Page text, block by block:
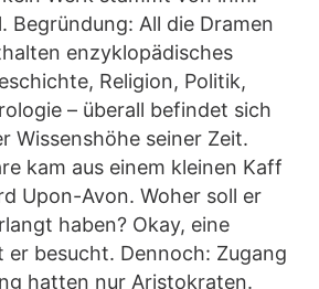
Begründung: All die Dramen
enzyklopädisches
Religion, Politik,
– überall befindet sich
Wissenshöhe seiner Zeit.
kam aus einem kleinen Kaff
Upon-Avon. Woher soll er
haben? Okay, eine
er besucht. Dennoch: Zugang
hatten nur Aristokraten.